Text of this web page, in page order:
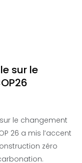
sur le
le changement
26 a mis l’accent
zéro